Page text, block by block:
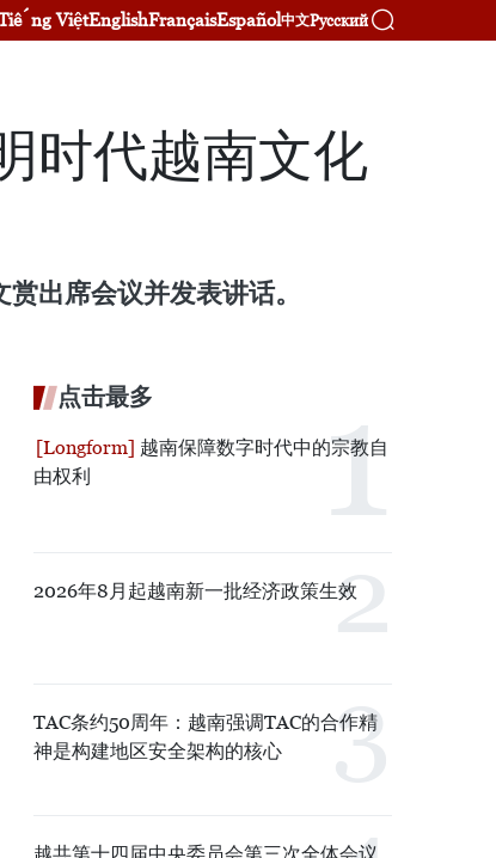
ViệtEnglishFrançaisEspañol中文Русский
时代越南文化
出席会议并发表讲话。
点击最多
越南保障数字时代中的宗教自
由权利
2026年8月起越南新一批经济政策生效
TAC条约50周年：越南强调TAC的合作精
神是构建地区安全架构的核心